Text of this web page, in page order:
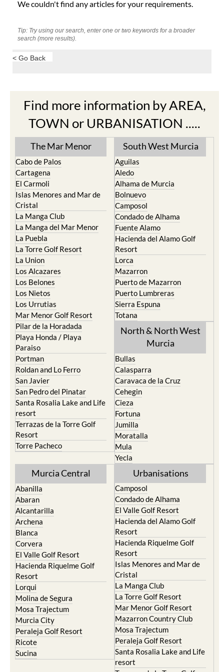
We couldn't find any articles for your requirements.
Tip: Try using our search, enter one or two keywords for a broader
search (more results).
< Go Back
Find more information by AREA,
TOWN or URBANISATION .....
The Mar Menor
Cabo de Palos
Cartagena
El Carmoli
Islas Menores and Mar de
Cristal
La Manga Club
La Manga del Mar Menor
La Puebla
La Torre Golf Resort
La Union
Los Alcazares
Los Belones
Los Nietos
Los Urrutias
Mar Menor Golf Resort
Pilar de la Horadada
Playa Honda / Playa
Paraiso
Portman
Roldan and Lo Ferro
San Javier
San Pedro del Pinatar
Santa Rosalia Lake and Life
resort
Terrazas de la Torre Golf
Resort
Torre Pacheco
South West Murcia
Aguilas
Aledo
Alhama de Murcia
Bolnuevo
Camposol
Condado de Alhama
Fuente Alamo
Hacienda del Alamo Golf
Resort
Lorca
Mazarron
Puerto de Mazarron
Puerto Lumbreras
Sierra Espuna
Totana
North & North West
Murcia
Bullas
Calasparra
Caravaca de la Cruz
Cehegin
Cieza
Fortuna
Jumilla
Moratalla
Mula
Yecla
Murcia Central
Abanilla
Abaran
Alcantarilla
Archena
Blanca
Corvera
El Valle Golf Resort
Hacienda Riquelme Golf
Resort
Lorqui
Molina de Segura
Mosa Trajectum
Murcia City
Peraleja Golf Resort
Ricote
Sucina
Urbanisations
Camposol
Condado de Alhama
El Valle Golf Resort
Hacienda del Alamo Golf
Resort
Hacienda Riquelme Golf
Resort
Islas Menores and Mar de
Cristal
La Manga Club
La Torre Golf Resort
Mar Menor Golf Resort
Mazarron Country Club
Mosa Trajectum
Peraleja Golf Resort
Santa Rosalia Lake and Life
resort